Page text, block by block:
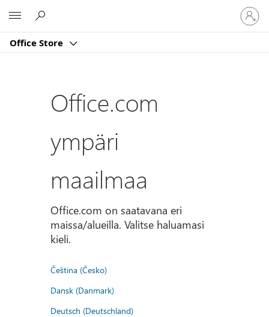
Office Store
sisään
tilille
Office.com
ympäri
maailmaa
Office.com on saatavana eri
maissa/alueilla. Valitse haluamasi
kieli.
Čeština (Česko)
Dansk (Danmark)
Deutsch (Deutschland)